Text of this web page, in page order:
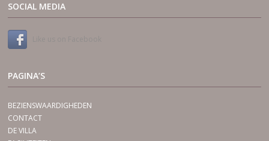
SOCIAL MEDIA
PAGINA’S
BEZIENSWAARDIGHEDEN
CONTACT
DE VILLA